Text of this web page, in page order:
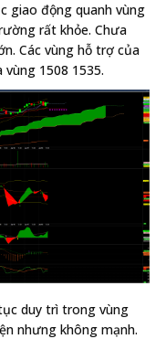
giao động quanh vùng
rất khỏe. Chưa
Các vùng hỗ trợ của
1508 1535.
duy trì trong vùng
nhưng không mạnh.